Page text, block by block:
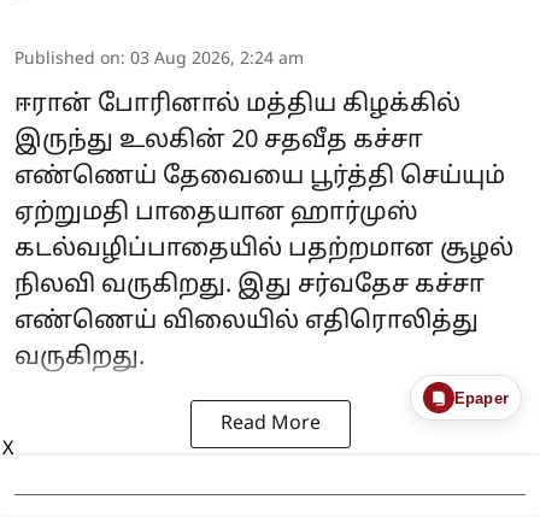
Published on: 03 Aug 2026, 2:24 am
ஈரான் போரினால் மத்திய கிழக்கில்
இருந்து உலகின் 20 சதவீத கச்சா
எண்ணெய் தேவையை பூர்த்தி செய்யும்
ஏற்றுமதி பாதையான ஹார்முஸ்
கடல்வழிப்பாதையில் பதற்றமான சூழல்
நிலவி வருகிறது. இது சர்வதேச கச்சா
எண்ணெய் விலையில் எதிரொலித்து
வருகிறது.
Read More
Epaper
X